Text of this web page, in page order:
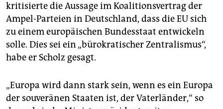
genossenschaft
epaper login
kritisierte die Aussage im Koalitionsvertrag der
Ampel-Parteien in Deutschland, dass die EU sich
zu einem europäischen Bundesstaat entwickeln
solle. Dies sei ein „bürokratischer Zentralismus“,
habe er Scholz gesagt.
„Europa wird dann stark sein, wenn es ein Europa
der souveränen Staaten ist, der Vaterländer,“ so